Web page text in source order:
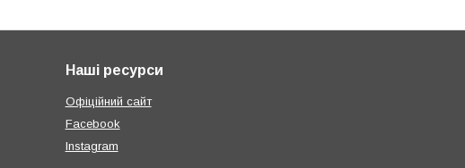
Наші ресурси
Офіційний сайт
Facebook
Instagram